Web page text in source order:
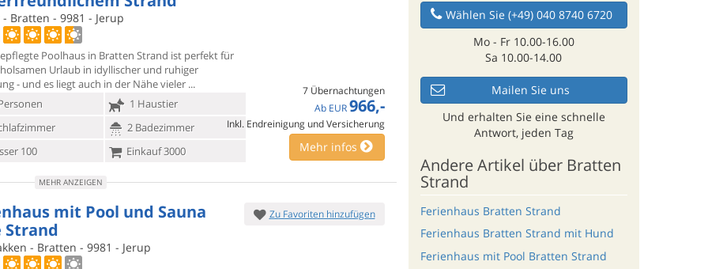
Bratten - 9981 - Jerup
Poolhaus in Bratten Strand ist perfekt für
Urlaub in idyllischer und ruhiger
- und es liegt auch in der Nähe vieler
1 Haustier
2 Badezimmer
100
Einkauf 3000
7 Übernachtungen
Ab EUR 966,-
Inkl. Endreinigung und Versicherung
Mehr infos
MEHR ANZEIGEN
mit Pool und Sauna
Strand
- Bratten - 9981 - Jerup
Zu Favoriten hinzufügen
Wählen Sie (+49) 040 8740 6720
Mo - Fr 10.00-16.00
Sa 10.00-14.00
Mailen Sie uns
Und erhalten Sie eine schnelle
Antwort, jeden Tag
Andere Artikel über Bratten
Strand
Ferienhaus Bratten Strand
Ferienhaus Bratten Strand mit Hund
Ferienhaus mit Pool Bratten Strand